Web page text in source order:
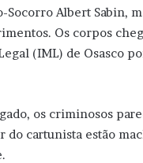
Socorro Albert Sabin,
Os corpos
(IML) de Osasco
os criminosos
do cartunista estão